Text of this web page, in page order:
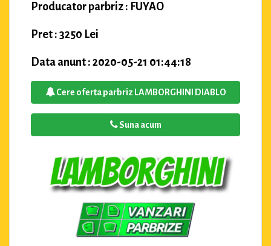
Producator parbriz : FUYAO
Pret : 3250 Lei
Data anunt : 2020-05-21 01:44:18
Cere oferta parbriz LAMBORGHINI DIABLO
Suna acum